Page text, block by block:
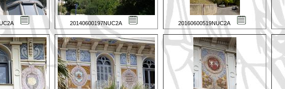
20140600197NUC2A 20160600519NUC2A